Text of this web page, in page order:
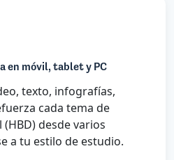
en móvil, tablet y PC
texto, infografías,
cada tema de
desde varios
a tu estilo de estudio.